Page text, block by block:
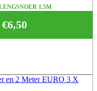
1.5M
€6,50